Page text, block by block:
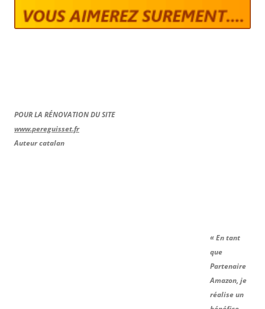
POUR LA RÉNOVATION DU SITE
www.pereguisset.fr
Auteur catalan
« En tant
que
Partenaire
Amazon, je
réalise un